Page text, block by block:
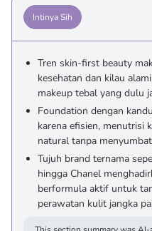
Intinya Sih
Tren skin-first beauty
kesehatan dan kilau
makeup tebal yang dulu
Foundation dengan
karena efisien, menutrisi
natural tanpa
Tujuh brand ternama
hingga Chanel
berformula aktif untuk
perawatan kulit jangka